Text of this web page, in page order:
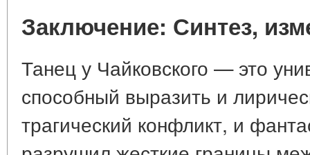
Заключение: Синтез,
Танец у Чайковского — это
способный выразить и
трагический конфликт, и